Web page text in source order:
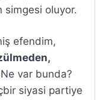
simgesi oluyor.
efendim,
Ne var bunda?
siyasi partiye